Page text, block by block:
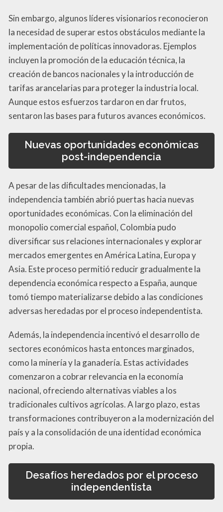
Sin embargo, algunos líderes visionarios reconocieron
la necesidad de superar estos obstáculos mediante la
implementación de políticas innovadoras. Ejemplos
incluyen la promoción de la educación técnica, la
creación de bancos nacionales y la introducción de
tarifas arancelarias para proteger la industria local.
Aunque estos esfuerzos tardaron en dar frutos,
sentaron las bases para futuros avances económicos.
Nuevas oportunidades económicas
post-independencia
A pesar de las dificultades mencionadas, la
independencia también abrió puertas hacia nuevas
oportunidades económicas. Con la eliminación del
monopolio comercial español, Colombia pudo
diversificar sus relaciones internacionales y explorar
mercados emergentes en América Latina, Europa y
Asia. Este proceso permitió reducir gradualmente la
dependencia económica respecto a España, aunque
tomó tiempo materializarse debido a las condiciones
adversas heredadas por el proceso independentista.
Además, la independencia incentivó el desarrollo de
sectores económicos hasta entonces marginados,
como la minería y la ganadería. Estas actividades
comenzaron a cobrar relevancia en la economía
nacional, ofreciendo alternativas viables a los
tradicionales cultivos agrícolas. A largo plazo, estas
transformaciones contribuyeron a la modernización del
país y a la consolidación de una identidad económica
propia.
Desafíos heredados por el proceso
independentista